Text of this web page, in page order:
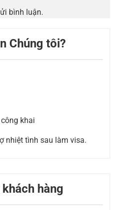
bình luận.
Chúng tôi?
khai
nhiệt tình sau làm visa.
hàng